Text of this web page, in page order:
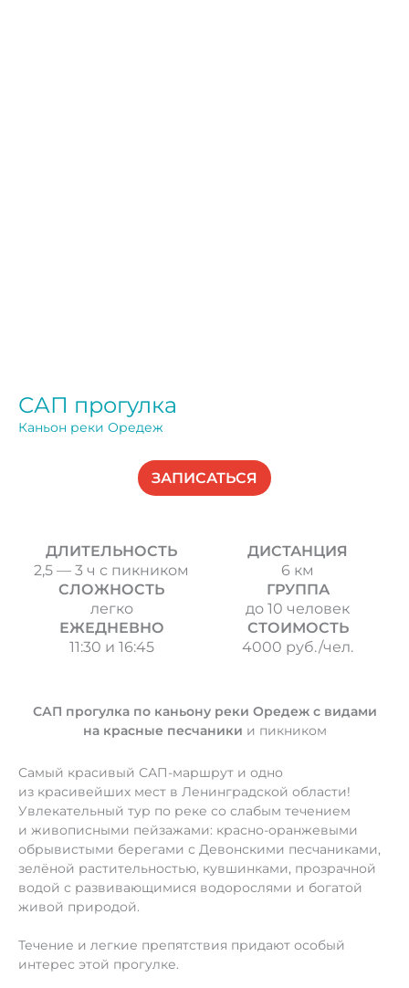
САП прогулка
Каньон реки Оредеж
ЗАПИСАТЬСЯ
ДЛИТЕЛЬНОСТЬ
2,5 — 3 ч с пикником
ДИСТАНЦИЯ
6 км
СЛОЖНОСТЬ
легко
ГРУППА
до 10 человек
ЕЖЕДНЕВНО
11:30 и 16:45
СТОИМОСТЬ
4000 руб./чел.
САП прогулкапо каньону реки Оредеж с видами
на красные песчаники и пикником
Самый красивый САП-маршрут и одно
из красивейших мест в Ленинградской области!
Увлекательный тур по реке со слабым течением
и живописными пейзажами: красно-оранжевыми
обрывистыми берегами с Девонскими песчаниками,
зелёной растительностью, кувшинками, прозрачной
водой с развивающимися водорослями и богатой
живой природой.
Течение и легкие препятствия придают особый
интерес этой прогулке.